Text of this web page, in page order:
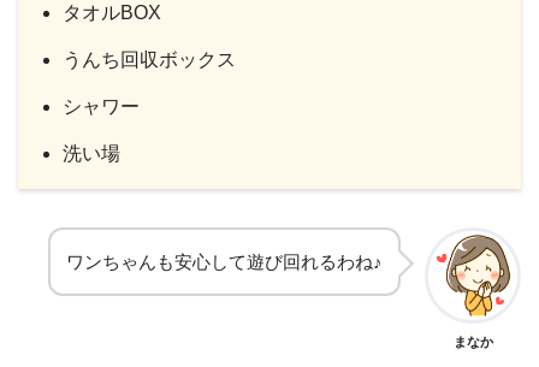
タオルBOX
うんち回収ボックス
シャワー
洗い場
ワンちゃんも安心して遊び回れるわね♪
まなか